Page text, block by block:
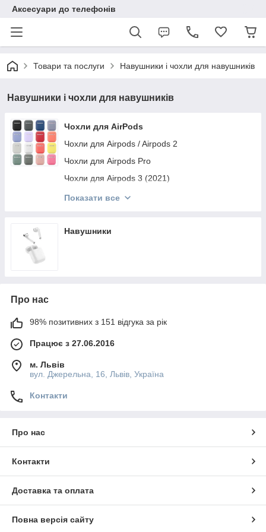
Аксесуари до телефонів
Товари та послуги Навушники і чохли для навушників
Навушники і чохли для навушників
Чохли для AirPods
Чохли для Airpods / Airpods 2
Чохли для Airpods Pro
Чохли для Airpods 3 (2021)
Чохли для Airpods Pro 2
Показати все
Навушники
Про нас
98% позитивних з 151 відгука за рік
Працює з 27.06.2016
м. Львів
вул. Джерельна, 16, Львів, Україна
Контакти
Про нас
Контакти
Доставка та оплата
Повна версія сайту